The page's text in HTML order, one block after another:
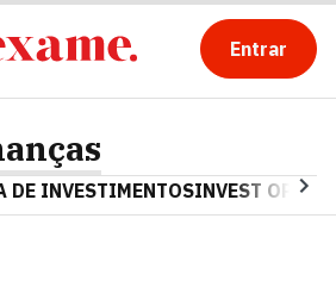
Entrar
DE INVESTIMENTOSINVEST OPINA